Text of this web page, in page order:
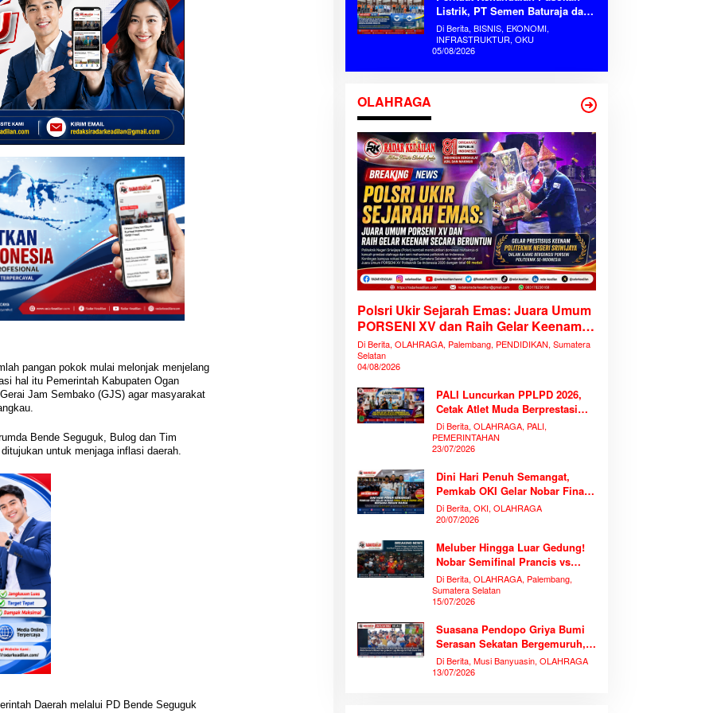
pangan pokok mulai melonjak menjelang
hal itu Pemerintah Kabupaten Ogan
Jam Sembako (GJS) agar masyarakat
Bende Seguguk, Bulog dan Tim
untuk menjaga inflasi daerah.
Daerah melalui PD Bende Seguguk
Listrik, PT Semen Baturaja dan
PLN Baturaja Gelar Rapat
Koordinasi Strategis Dukung
Ekspansi Industri
Di Berita, BISNIS, EKONOMI,
INFRASTRUKTUR, OKU
05/08/2026
OLAHRAGA
Polsri Ukir Sejarah Emas: Juara Umum
PORSENI XV dan Raih Gelar Keenam
Secara Beruntun
Di Berita, OLAHRAGA, Palembang, PENDIDIKAN, Sumatera
Selatan
04/08/2026
PALI Luncurkan PPLPD 2026,
Cetak Atlet Muda Berprestasi
Tanpa Mengorbankan
Pendidikan
Di Berita, OLAHRAGA, PALI,
PEMERINTAHAN
23/07/2026
Dini Hari Penuh Semangat,
Pemkab OKI Gelar Nobar Final
Piala Dunia 2026 Bersama
Ribuan Warga
Di Berita, OKI, OLAHRAGA
20/07/2026
Meluber Hingga Luar Gedung!
Nobar Semifinal Prancis vs
Spanyol di TVRI Sumsel
Memecahkan Rekor Antusiasme
Di Berita, OLAHRAGA, Palembang,
Sumatera Selatan
15/07/2026
Suasana Pendopo Griya Bumi
Serasan Sekatan Bergemuruh,
Bupati Muba Bersama Ribuan
Warga Nobar Laga Bersejarah
Di Berita, Musi Banyuasin, OLAHRAGA
13/07/2026